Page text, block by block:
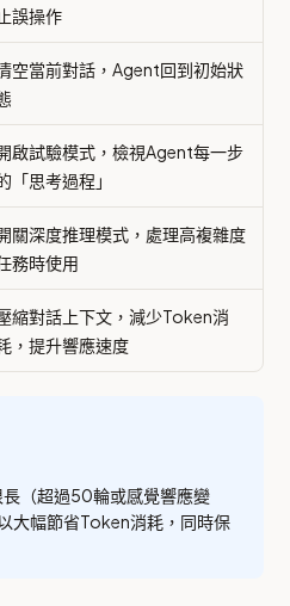
誤操作
空當前對話，Agent回到初始狀
啟試驗模式，檢視Agent每一步
「思考過程」
關深度推理模式，處理高複雜度
務時使用
縮對話上下文，減少Token消
，提升響應速度
（超過50輪或感覺響應變
大幅節省Token消耗，同時保